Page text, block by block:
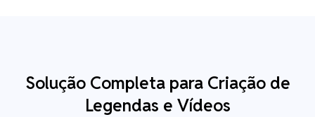
Solução Completa para Criação de
Legendas e Vídeos